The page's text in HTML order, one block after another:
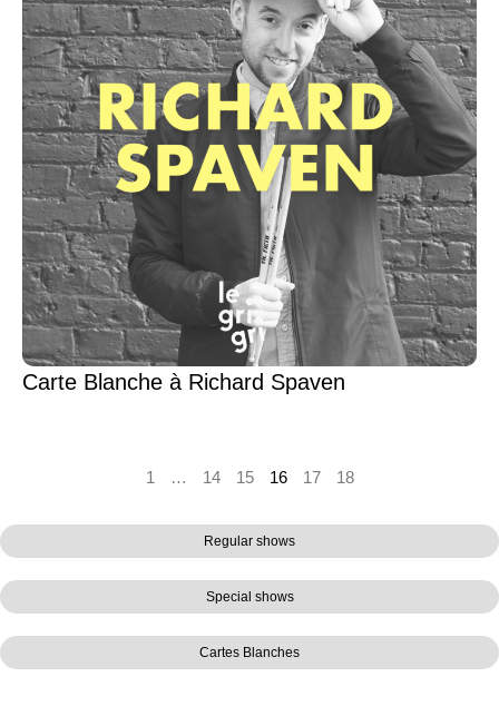
Regular shows
Special shows
Cartes Blanches
Carte Blanche à Richard Spaven
1 … 14 15 16 17 18